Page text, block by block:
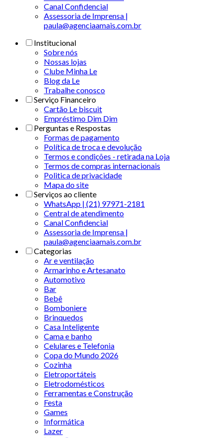
Canal Confidencial
Assessoria de Imprensa |
paula@agenciaamais.com.br
Institucional
Sobre nós
Nossas lojas
Clube Minha Le
Blog da Le
Trabalhe conosco
Serviço Financeiro
Cartão Le biscuit
Empréstimo Dim Dim
Perguntas e Respostas
Formas de pagamento
Política de troca e devolução
Termos e condições - retirada na Loja
Termos de compras internacionais
Politica de privacidade
Mapa do site
Serviços ao cliente
WhatsApp | (21) 97971-2181
Central de atendimento
Canal Confidencial
Assessoria de Imprensa |
paula@agenciaamais.com.br
Categorias
Ar e ventilação
Armarinho e Artesanato
Automotivo
Bar
Bebê
Bomboniere
Brinquedos
Casa Inteligente
Cama e banho
Celulares e Telefonia
Copa do Mundo 2026
Cozinha
Eletroportáteis
Eletrodomésticos
Ferramentas e Construção
Festa
Games
Informática
Lazer